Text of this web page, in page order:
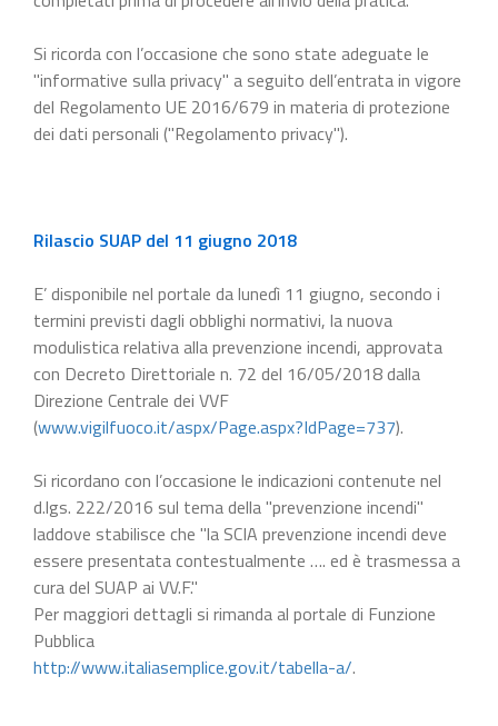
Si ricorda con l’occasione che sono state adeguate le
"informative sulla privacy" a seguito dell’entrata in vigore
del Regolamento UE 2016/679 in materia di protezione
dei dati personali ("Regolamento privacy").
Rilascio SUAP del 11 giugno 2018
E’ disponibile nel portale da lunedì 11 giugno, secondo i
termini previsti dagli obblighi normativi, la nuova
modulistica relativa alla prevenzione incendi, approvata
con Decreto Direttoriale n. 72 del 16/05/2018 dalla
Direzione Centrale dei VVF
(www.vigilfuoco.it/aspx/Page.aspx?IdPage=737).
Si ricordano con l’occasione le indicazioni contenute nel
d.lgs. 222/2016 sul tema della "prevenzione incendi"
laddove stabilisce che "la SCIA prevenzione incendi deve
essere presentata contestualmente …. ed è trasmessa a
cura del SUAP ai VV.F."
Per maggiori dettagli si rimanda al portale di Funzione
Pubblica
http://www.italiasemplice.gov.it/tabella-a/.